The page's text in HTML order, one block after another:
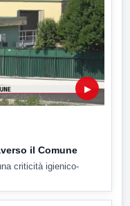
▶
il Comune
criticità igienico-